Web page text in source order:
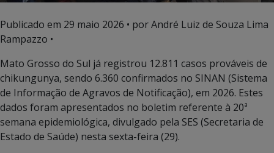
Publicado em 29 maio 2026 • por André Luiz de Souza Lima
Rampazzo •
Mato Grosso do Sul já registrou 12.811 casos prováveis de
chikungunya, sendo 6.360 confirmados no SINAN (Sistema
de Informação de Agravos de Notificação), em 2026. Estes
dados foram apresentados no boletim referente à 20ª
semana epidemiológica, divulgado pela SES (Secretaria de
Estado de Saúde) nesta sexta-feira (29).